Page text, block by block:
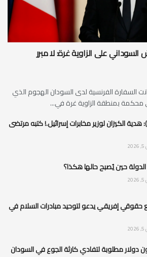
على الزاوية غرة: لا مبرر
السفارة الفرنسية لدى السودان الهجوم الذي
بمنطقة الزاوية غرة في...
هدية الكيزان لوزير مخابرات إسرائيل.! كتبه مرتضى
حين يُصبح حالها هكذا؟
حقوقي إفريقي يدعو لتوحيد مبادرات السلام في